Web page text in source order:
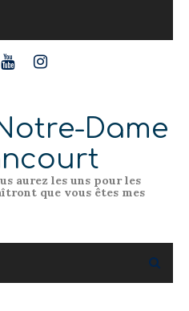
Dame
aurez les uns pour les
que vous êtes mes